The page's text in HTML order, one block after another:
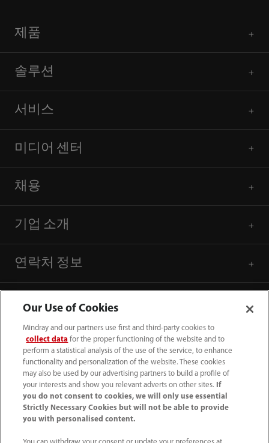
제품
솔루션
서비스
미디어 센터
채용
기업 소개
연락처 정보
(82-2) 5688 040
Our Use of Cookies
Mindray and our partners use first and third-party cookies to
collect data for the proper functioning of the website and to
perform a statistical analysis of the use of the service, to enhance
functionality and personalization of the website. These cookies
may also be used by our advertising partners to build a profile of
your interests and show you relevant adverts on other sites.
If
you do not consent to cookies, we will only use essential
Strictly Necessary Cookies but will not be able to provide
you with personalised content.